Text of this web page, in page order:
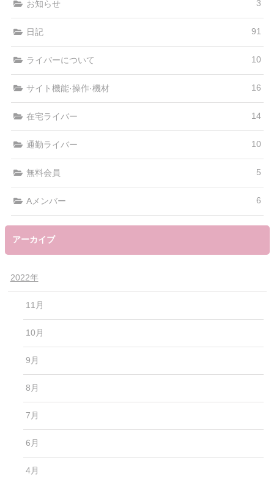
お知らせ 3
日記 91
ライバーについて 10
サイト機能·操作·機材 16
在宅ライバー 14
通勤ライバー 10
無料会員 5
Aメンバー 6
アーカイブ
2022年
11月
10月
9月
8月
7月
6月
4月